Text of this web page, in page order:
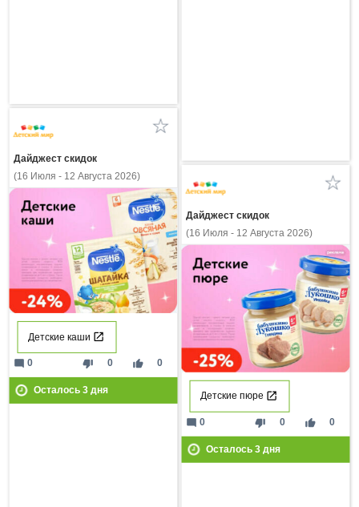
Дайджест скидок
(16 Июля - 12 Августа 2026)
Детские каши
thumb_down 0 thumb_up 0
mode_comment 0
Осталось 3дня
Дайджест скидок
(16 Июля - 12 Августа 2026)
Детские пюре
thumb_down 0 thumb_up 0
mode_comment 0
Осталось 3дня